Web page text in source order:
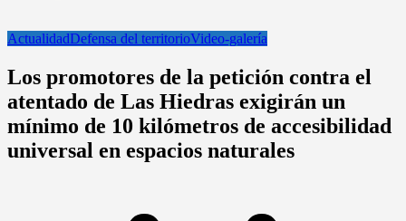
ActualidadDefensa del territorioVideo-galería
Los promotores de la petición contra el
atentado de Las Hiedras exigirán un
mínimo de 10 kilómetros de accesibilidad
universal en espacios naturales